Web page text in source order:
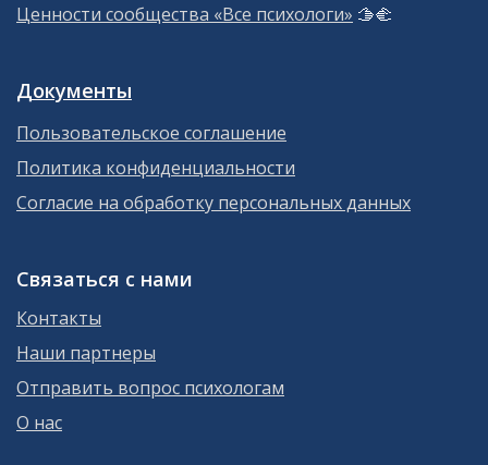
Ценности сообщества «Все психологи» 🫱‍🫲
Документы
Пользовательское соглашение
Политика конфиденциальности
Согласие на обработку персональных данных
Связаться с нами
Контакты
Наши партнеры
Отправить вопрос психологам
О нас